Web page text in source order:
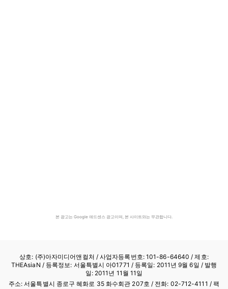
본 광고는 Google 애드센스 광고이며, 본 사이트와는 무관합니다.
상호: (주)아자미디어앤컬처 /사업자등록번호: 101-86-64640 / 제호:
THEAsiaN / 등록정보: 서울특별시 아01771 / 등록일: 2011년 9월 6일 / 발행
일: 2011년 11월 11일
주소: 서울특별시 종로구 혜화로 35 화수회관 207호 / 전화: 02-712-4111 / 팩